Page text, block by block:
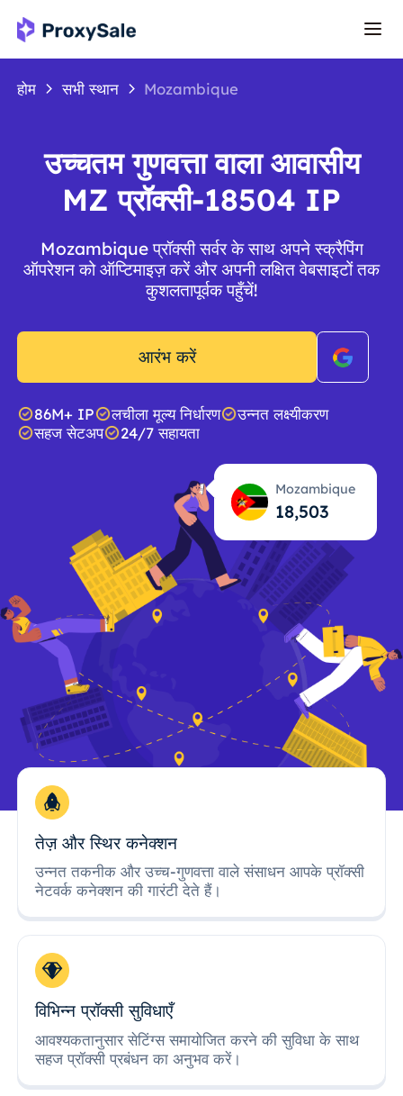
होम सभी स्थान Mozambique
उच्चतम गुणवत्ता वाला आवासीय
MZ प्रॉक्सी-18504 IP
Mozambique प्रॉक्सी सर्वर के साथ अपने स्क्रैपिंग
ऑपरेशन को ऑप्टिमाइज़ करें और अपनी लक्षित वेबसाइटों तक
कुशलतापूर्वक पहुँचें!
आरंभ करें
86M+ IP लचीला मूल्य निर्धारण
उन्नत लक्ष्यीकरण
सहज सेटअप
24/7 सहायता
Mozambique
18,504
तेज़ और स्थिर कनेक्शन
उन्नत तकनीक और उच्च-गुणवत्ता वाले संसाधन आपके प्रॉक्सी
नेटवर्क कनेक्शन की गारंटी देते हैं।
विभिन्न प्रॉक्सी सुविधाएँ
आवश्यकतानुसार सेटिंग्स समायोजित करने की सुविधा के साथ
सहज प्रॉक्सी प्रबंधन का अनुभव करें।